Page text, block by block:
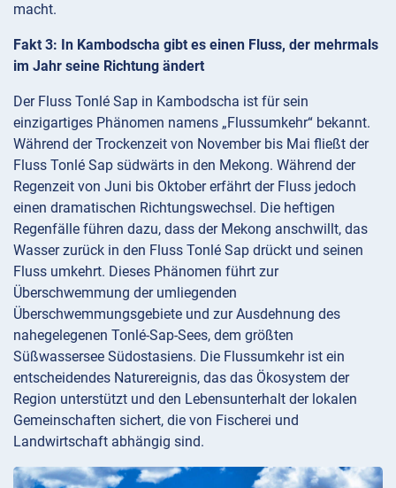
macht.
Fakt 3: In Kambodscha gibt es einen Fluss, der mehrmals
im Jahr seine Richtung ändert
Der Fluss Tonlé Sap in Kambodscha ist für sein
einzigartiges Phänomen namens „Flussumkehr“ bekannt.
Während der Trockenzeit von November bis Mai fließt der
Fluss Tonlé Sap südwärts in den Mekong. Während der
Regenzeit von Juni bis Oktober erfährt der Fluss jedoch
einen dramatischen Richtungswechsel. Die heftigen
Regenfälle führen dazu, dass der Mekong anschwillt, das
Wasser zurück in den Fluss Tonlé Sap drückt und seinen
Fluss umkehrt. Dieses Phänomen führt zur
Überschwemmung der umliegenden
Überschwemmungsgebiete und zur Ausdehnung des
nahegelegenen Tonlé-Sap-Sees, dem größten
Süßwassersee Südostasiens. Die Flussumkehr ist ein
entscheidendes Naturereignis, das das Ökosystem der
Region unterstützt und den Lebensunterhalt der lokalen
Gemeinschaften sichert, die von Fischerei und
Landwirtschaft abhängig sind.